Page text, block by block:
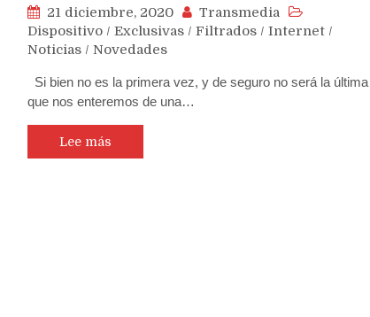
21 diciembre, 2020
Transmedia
Dispositivo / Exclusivas / Filtrados / Internet /
Noticias / Novedades
Si bien no es la primera vez, y de seguro no será la última
que nos enteremos de una…
Lee más